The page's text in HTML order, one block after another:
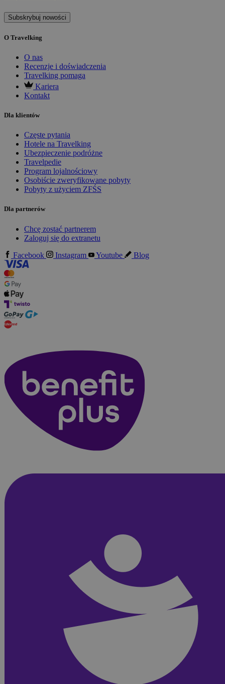
Subskrybuj nowości
O Travelking
O nas
Recenzje i doświadczenia
Travelking pomaga
Kariera
Kontakt
Dla klientów
Częste pytania
Hotele na Travelking
Ubezpieczenie podróżne
Travelpedie
Program lojalnościowy
Osobiście zweryfikowane pobyty
Pobyty z użyciem ZFŚS
Dla partnerów
Chcę zostać partnerem
Zaloguj się do extranetu
Facebook
Instagram Youtube Blog